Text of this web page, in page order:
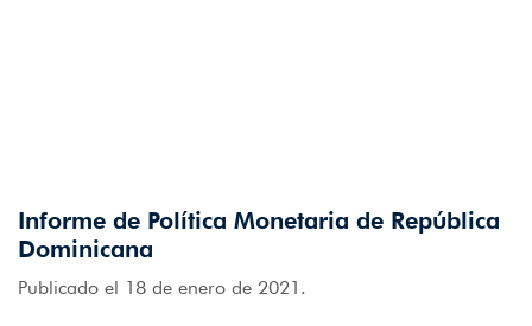
Informe de Política Monetaria de República
Dominicana
Publicado el 18 de enero de 2021.